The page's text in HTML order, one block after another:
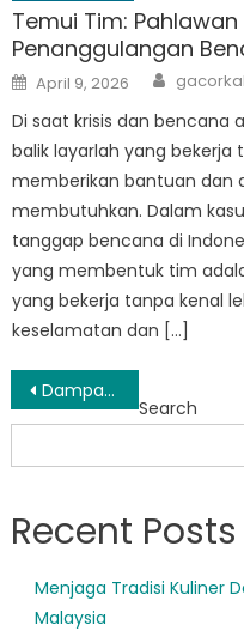
Temui Tim:
Penanggulangan
Posted
on
April 9, 2026 Author
Di saat krisis dan bencana
balik layarlah yang bekerja
memberikan bantuan dan
membutuhkan. Dalam
tanggap bencana di
yang membentuk tim
yang bekerja tanpa kenal
keselamatan dan […]
Post
navigation
Dampak BPBD Cigeulis: Bagaimana Mereka Membuat Perubahan di Komunitasnya
Search
Recent Posts
Menjaga Tradisi Kuliner
Malaysia